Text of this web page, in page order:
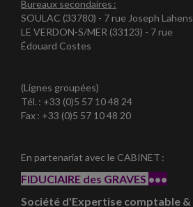
Bureaux secondaires :
SOULAC (33780) - 7 rue Joseph Lahens
LE VERDON-S/MER (33123) - 7 rue
Édouard Costes
(Lignes groupées)
Tél. : +33 (0)5 57 10 48 24
Fax : +33 (0)5 57 10 48 20
En partenariat avec le CABINET :
FIDUCIAIRE des GRAVES •••
Société d'Expertise comptable &